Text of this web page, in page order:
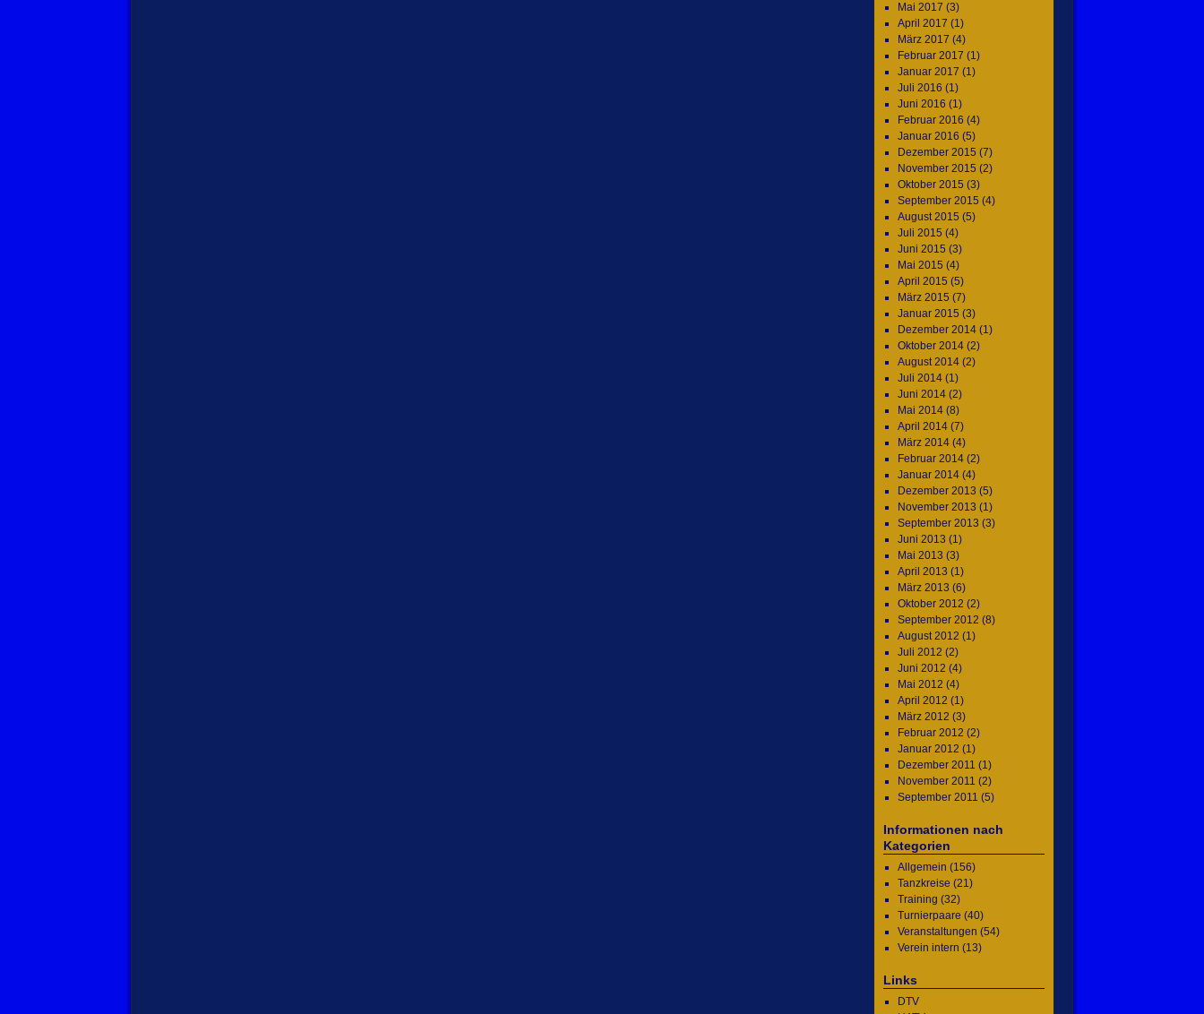
Mai 2017 (3)
April 2017 (1)
März 2017 (4)
Februar 2017 (1)
Januar 2017 (1)
Juli 2016 (1)
Juni 2016 (1)
Februar 2016 (4)
Januar 2016 (5)
Dezember 2015 (7)
November 2015 (2)
Oktober 2015 (3)
September 2015 (4)
August 2015 (5)
Juli 2015 (4)
Juni 2015 (3)
Mai 2015 (4)
April 2015 (5)
März 2015 (7)
Januar 2015 (3)
Dezember 2014(1)
Oktober 2014(2)
August 2014(2)
Juli 2014(1)
Juni 2014(2)
Mai 2014(8)
April 2014(7)
März 2014(4)
Februar 2014(2)
Januar 2014(4)
Dezember 2013 (5)
November 2013 (1)
September 2013 (3)
Juni 2013 (1)
Mai 2013 (3)
April 2013 (1)
März 2013 (6)
Oktober 2012 (2)
September 2012 (8)
August 2012 (1)
Juli 2012 (2)
Juni 2012 (4)
Mai 2012 (4)
April 2012 (1)
März 2012 (3)
Februar 2012 (2)
Januar 2012 (1)
Dezember 2011 (1)
November 2011 (2)
September 2011 (5)
Informationen nach
Kategorien
Allgemein (156)
Tanzkreise (21)
Training (32)
Turnierpaare (40)
Veranstaltungen (54)
Verein intern (13)
Links
DTV